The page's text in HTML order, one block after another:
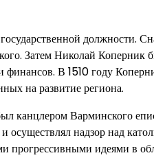
должности.
Затем Николай Коперник
В 1510 году
на развитие региона.
канцлером Варминского
надзор над
прогрессивными идеями в